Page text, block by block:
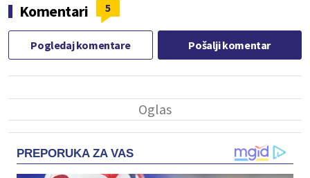
Komentari 5
Pogledaj komentare Pošalji komentar
PREPORUKA ZA VAS